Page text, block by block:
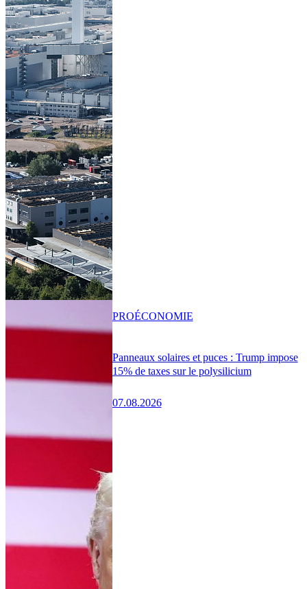
Panneaux solaires et puces : Trump impose
15% de taxes sur le polysilicium
07.08.2026
PROÉCONOMIE